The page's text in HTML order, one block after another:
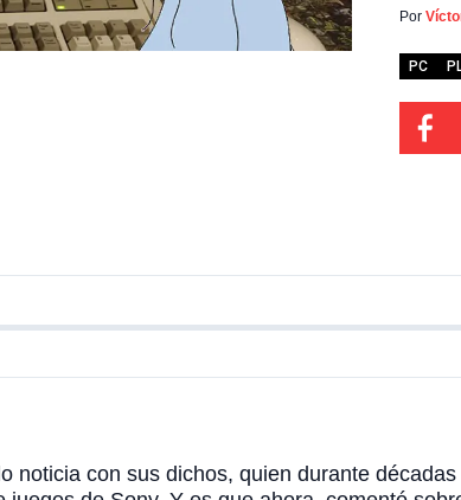
Por
PC
noticia con sus dichos, quien durante